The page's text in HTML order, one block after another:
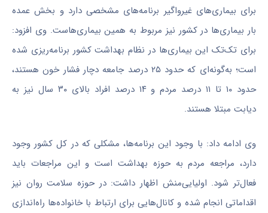
برای بیماری‌های غیرواگیر برنامه‌های مشخصی دارد و بخش عمده
بار بیماری‌ها در کشور نیز مربوط به همین بیماری‌هاست. وی افزود:
برای تک‌تک این بیماری‌ها در نظام بهداشت کشور برنامه‌ریزی شده
است؛ به‌گونه‌ای که حدود ۲۵ درصد جامعه دچار فشار خون هستند،
حدود ۱۰ تا ۱۱ درصد مردم و ۱۴ درصد افراد بالای ۳۰ سال نیز به
دیابت مبتلا هستند.
وی ادامه داد: با وجود این برنامه‌ها، مشکلی که در کل کشور وجود
دارد، مراجعه مردم به حوزه بهداشت است و این مراجعات باید
فعال‌تر شود. اولیایی‌منش اظهار داشت: در حوزه سلامت روان نیز
اقداماتی انجام شده و کانال‌هایی برای ارتباط با خانواده‌ها راه‌اندازی